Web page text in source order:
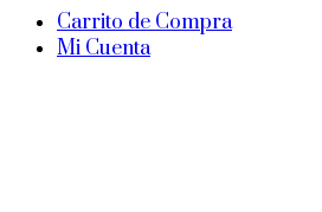
Carrito de Compra
Mi Cuenta